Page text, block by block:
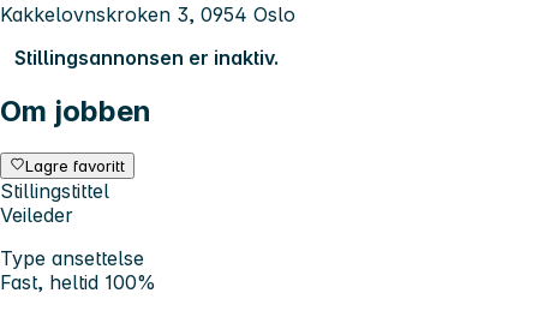
Kakkelovnskroken 3, 0954 Oslo
Stillingsannonsen er inaktiv.
Om jobben
Lagre favoritt
Stillingstittel
Veileder
Type ansettelse
Fast, heltid 100%